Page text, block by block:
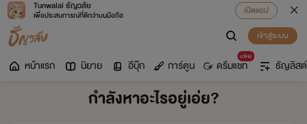
Tunwalai ธัญวลัย
เพื่อประสบการณ์ที่ดีกว่าบนมือถือ
เปิดแอป
เข้าสู่ระบบ
หน้าแรก นิยาย อีบุ๊ก การ์ตูน
มาใหม่
ดรีมแชท ธัญลิสต์
กำลังหาอะไรอยู่เอ่ย?